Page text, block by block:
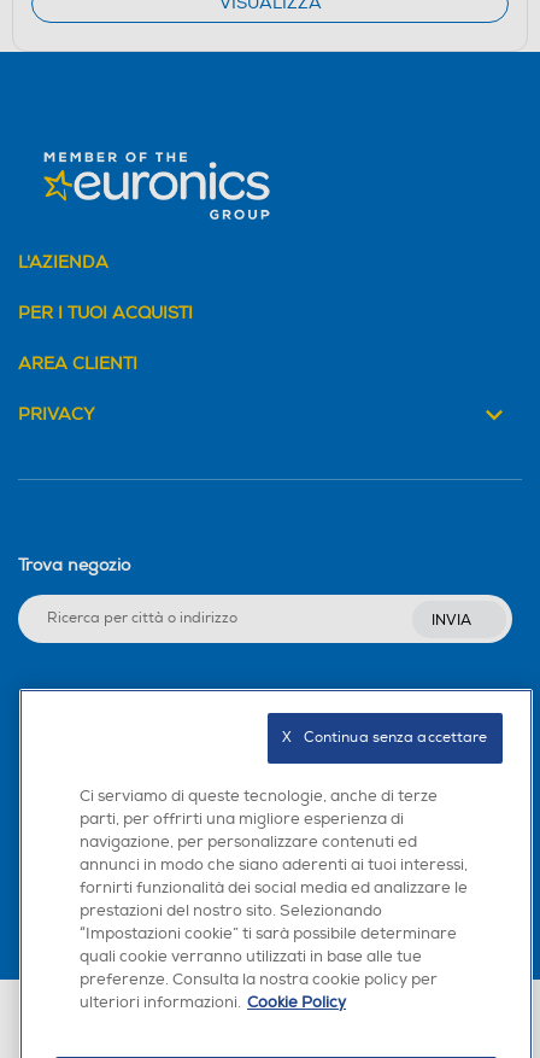
L'AZIENDA
PER I TUOI ACQUISTI
AREA CLIENTI
PRIVACY
Trova negozio
INVIA
Scarica la nostra app
Euronics Italia SpA. Sede legale Via Montefeltro, 6/a 20156 Milano
Ci serviamo di queste tecnologie, anche di terze
parti, per offrirti una migliore esperienza di
navigazione, per personalizzare contenuti ed
annunci in modo che siano aderenti ai tuoi interessi,
fornirti funzionalità dei social media ed analizzare le
prestazioni del nostro sito. Selezionando
“Impostazioni cookie” ti sarà possibile determinare
quali cookie verranno utilizzati in base alle tue
preferenze. Consulta la nostra cookie policy per
ulteriori informazioni. Cookie Policy
X   Continua senza accettare